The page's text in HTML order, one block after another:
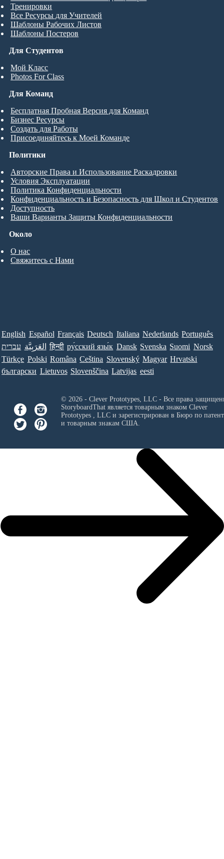
Для Студентов
Мой Класс
Photos For Class
Тренировки
Все Ресурсы для Учителей
Шаблоны Рабочих Листов
Шаблоны Постеров
Для Команд
Бесплатная Пробная Версия для Команд
Бизнес Ресурсы
Создать для Работы
Присоединяйтесь к Моей Команде
Около
О нас
Свяжитесь с Нами
Политики
Авторские Права и Использование Раскадровки
Условия Эксплуатации
Политика Конфиденциальности
Конфиденциальность и Безопасность для Школ и Студентов
Доступность
Ваши Варианты Защиты Конфиденциальности
English Español Français Deutsch Italiana Nederlands Português
עברית العَرَبِيَّة हिन्दी ру́сский язы́к Dansk Svenska Suomi Norsk
Türkçe Polski Româna Ceština Slovenský Magyar Hrvatski
български Lietuvos Slovenščina Latvijas eesti
© 2026 - Clever Prototypes, LLC - Все права
StoryboardThat является товарным знаком Clever
Prototypes , LLCи зарегистрирован в Бюро по
и товарным знакам США.